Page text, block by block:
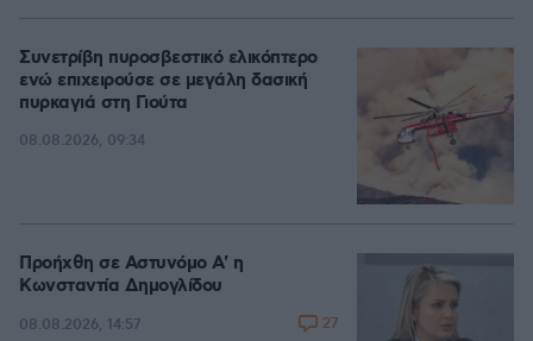
Συνετρίβη πυροσβεστικό ελικόπτερο
ενώ επιχειρούσε σε μεγάλη δασική
πυρκαγιά στη Γιούτα
08.08.2026, 09:34
Προήχθη σε Αστυνόμο Α' η
Κωνσταντία Δημογλίδου
08.08.2026, 14:57 27